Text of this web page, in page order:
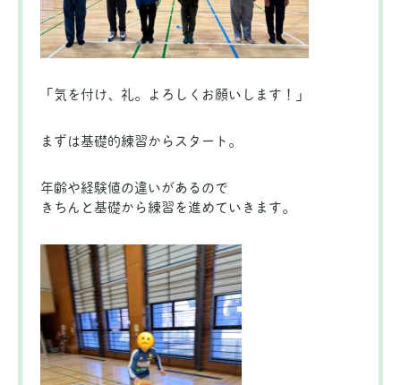
「気を付け、礼。よろしくお願いします！」
まずは基礎的練習からスタート。
年齢や経験値の違いがあるので
きちんと基礎から練習を進めていきます。